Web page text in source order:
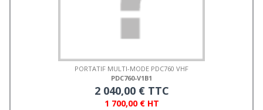
PORTATIF MULTI-MODE PDC760 VHF
PDC760-V1B1
2 040,00 € TTC
1 700,00 € HT